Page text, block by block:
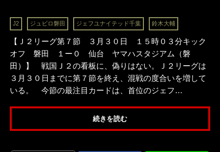
J2 ジュビロ磐田 ジェフユナイテッド千葉 鈴木大輔
【Ｊ２リーグ第７節 ３月３０日 １５時０３分キック
オフ 磐田 １ー０ 仙台 ヤマハスタジアム（磐
田）】 戦国Ｊ２の看板に、偽りはない。Ｊ２リーグは
３月３０日までに第７節を終え、混戦の度合いを増して
いる。 今節の最注目カードは、首位のジェフ…
続きを読む